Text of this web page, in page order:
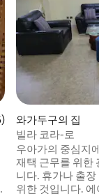
(5점 만점), 후기 26개
와가두구의 집
빌라 코라-로
우아가의 중심지
재택 근무를 위한
니다. 휴가나 출장 중에 이 빌라는 여러분을
위한 것입니다. 에어컨과 환기 시설이 갖춰